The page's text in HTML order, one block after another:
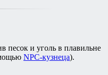
песок и уголь в плавильне
NPC-кузнеца).